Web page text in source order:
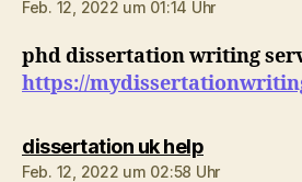
Feb. 12, 2022 um 01:14 Uhr
phd dissertation writing
https://
dissertation uk helpsagt:
Feb. 12, 2022 um 02:58 Uhr